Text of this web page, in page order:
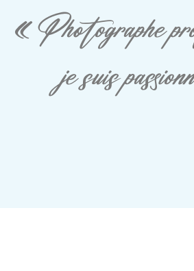
« Photographe
je suis